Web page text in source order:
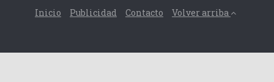
Inicio Publicidad Contacto Volver arriba